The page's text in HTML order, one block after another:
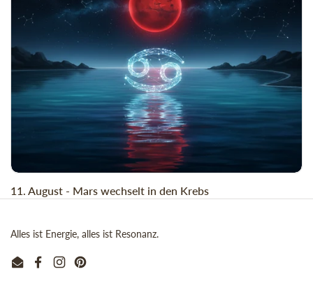
11. August - Mars wechselt in den Krebs
Alles ist Energie, alles ist Resonanz.
EmailFacebook
InstagramPinterest